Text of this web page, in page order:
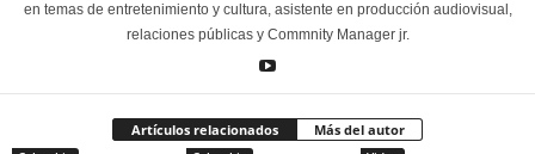
en temas de entretenimiento y cultura, asistente en producción audiovisual,
relaciones públicas y Commnity Manager jr.
Artículos relacionados Más del autor